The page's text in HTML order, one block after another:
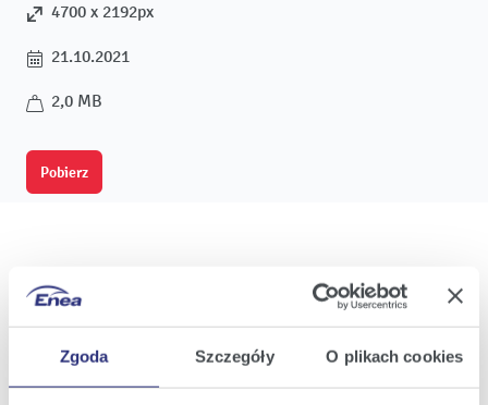
Zgoda Szczegóły O plikach cookies
4700 x 2192px
21.10.2021
2,0 MB
Pobierz
Oferta
Oferta dla domu